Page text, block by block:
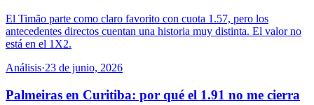
El Timão parte como claro favorito con cuota 1.57, pero los
antecedentes directos cuentan una historia muy distinta. El valor no
está en el 1X2.
Análisis·23 de junio, 2026
Palmeiras en Curitiba: por qué el 1.91 no me cierra